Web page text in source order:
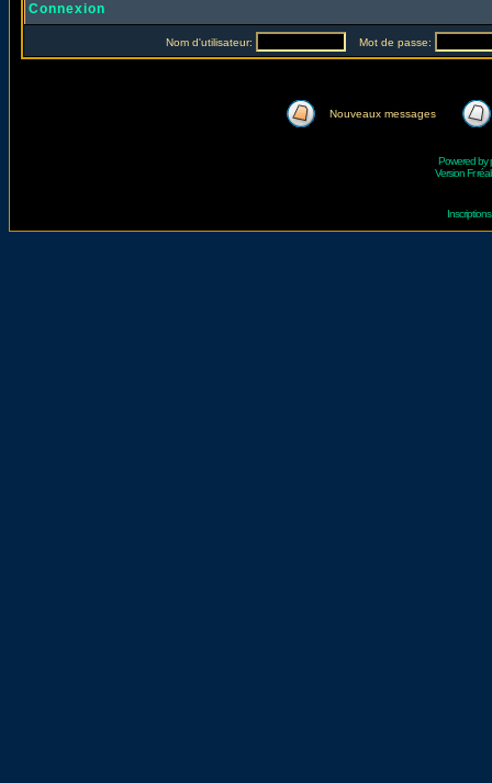
Connexion
Nom d'utilisateur: Mot de passe:
Nouveaux messages
Powered by
Version Fr